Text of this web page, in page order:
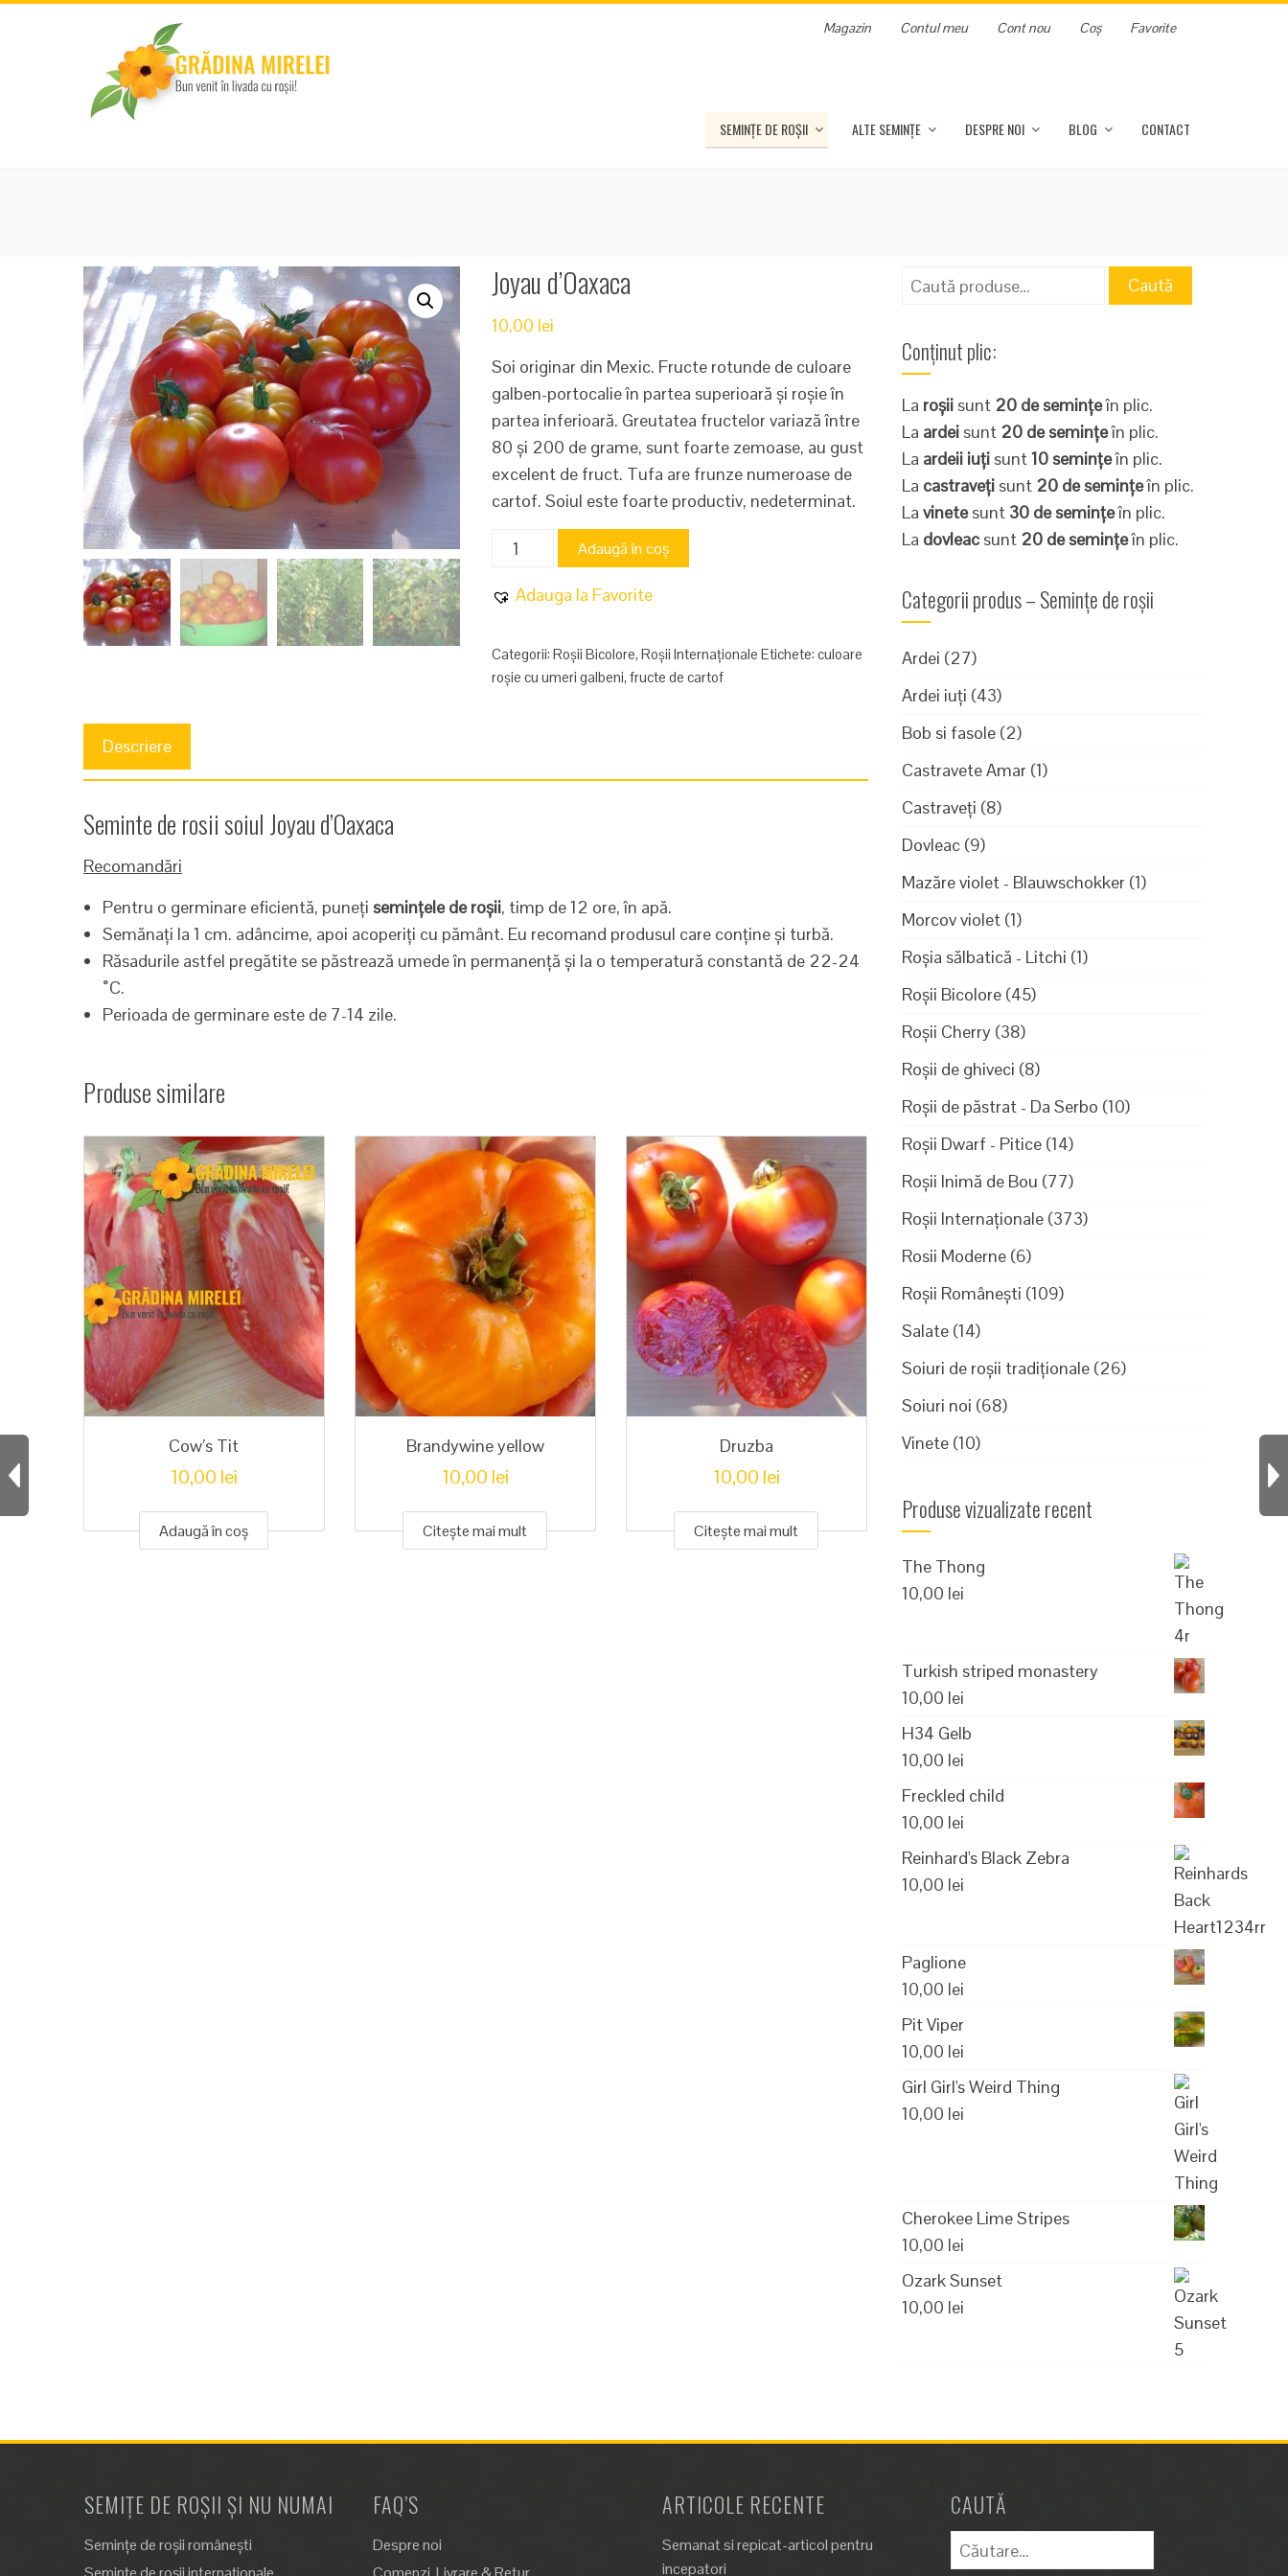
Favorite
Coș
Cont nou
Contul meu
Magazin
SEMINȚE DE ROȘII ALTE SEMINȚE DESPRE NOI BLOG CONTACT
Joyau d’Oaxaca
10,00 lei
Soi originar din Mexic. Fructe rotunde de culoare
galben-portocalie în partea superioară și roșie în
partea inferioară. Greutatea fructelor variază între
80 și 200 de grame, sunt foarte zemoase, au gust
excelent de fruct. Tufa are frunze numeroase de
cartof. Soiul este foarte productiv, nedeterminat.
Cantitate
d'Oaxaca
Adaugă în coș
Adauga la Favorite
Categorii: Roșii Bicolore, Roșii Internaționale Etichete: culoare
roșie cu umeri galbeni, fructe de cartof
Descriere
Seminte de rosii soiul Joyau d’Oaxaca
Recomandări
Pentru o germinare eficientă, puneți semințele de roșii, timp de 12 ore, în apă.
Semănați la 1 cm. adâncime, apoi acoperiți cu pământ. Eu recomand produsul care conține și turbă.
Răsadurile astfel pregătite se păstrează umede în permanență și la o temperatură constantă de 22-24
˚C.
Perioada de germinare este de 7-14 zile.
Produse similare
Cow’s Tit
10,00 lei
Adaugă în coș
Brandywine yellow
10,00 lei
Citește mai mult
Druzba
10,00 lei
Citește mai mult
Caută
Caută
Conținut plic:
La roșii sunt 20 de semințeîn plic.
La ardei sunt 20 de semințeîn plic.
La ardeii iuți sunt10 semințeîn plic.
La castraveți sunt 20 de semințeîn plic.
Lavinetesunt 30 de semințeîn plic.
La dovleac sunt 20 de semințeîn plic.
Categorii produs – Semințe de roșii
Ardei (27)
Ardei iuți (43)
Bob si fasole (2)
Castravete Amar (1)
Castraveți (8)
Dovleac (9)
Mazăre violet - Blauwschokker (1)
Morcov violet (1)
Roșia sălbatică - Litchi (1)
Roșii Bicolore (45)
Roșii Cherry (38)
Roșii de ghiveci (8)
Roșii de păstrat - Da Serbo (10)
Roșii Dwarf - Pitice (14)
Roșii Inimă de Bou (77)
Roșii Internaționale (373)
Rosii Moderne (6)
Roșii Românești (109)
Salate (14)
Soiuri de roșii tradiționale (26)
Soiuri noi (68)
Vinete (10)
Produse vizualizate recent
The Thong
10,00 lei
Turkish striped monastery
10,00 lei
H34 Gelb
10,00 lei
Freckled child
10,00 lei
Reinhard's Black Zebra
10,00 lei
Paglione
10,00 lei
Pit Viper
10,00 lei
Girl Girl's Weird Thing
10,00 lei
Cherokee Lime Stripes
10,00 lei
Ozark Sunset
10,00 lei
SEMIȚE DE ROȘII ȘI NU NUMAI
Semințe de roșii românești
FAQ’S
Despre noi
ARTICOLE RECENTE
Semanat si repicat-articol pentru
incepatori
CAUTĂ
Caută
după: